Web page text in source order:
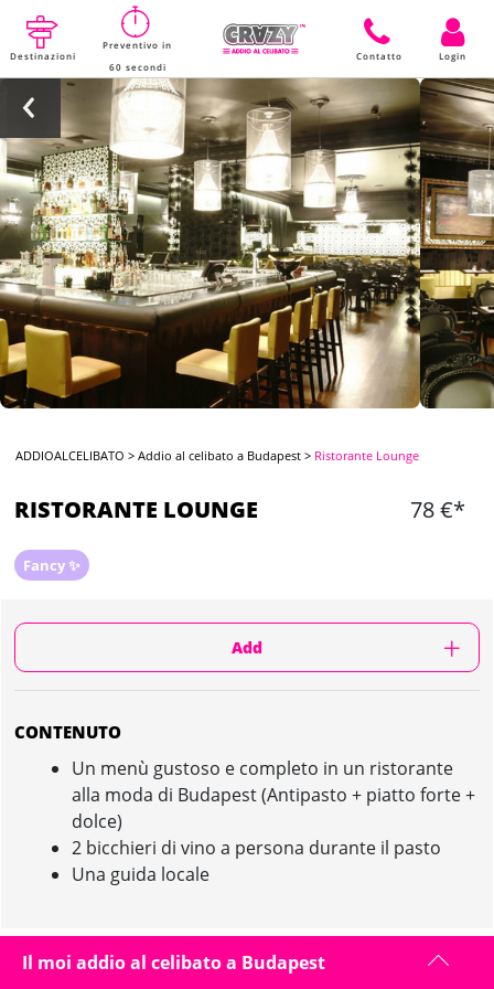
Destinazioni
Preventivo in
60 secondi
Contatto Login
ADDIOALCELIBATO >Addio al celibato a Budapest > Ristorante Lounge
RISTORANTE LOUNGE 78 €*
Fancy ✨
Add
CONTENUTO
Un menù gustoso e completo in un ristorante
alla moda di Budapest (Antipasto + piatto forte +
dolce)
2 bicchieri di vino a persona durante il pasto
Una guida locale
RISTORANTE LOUNGE IN BUDAPEST :
Il moi addio al celibato a Budapest